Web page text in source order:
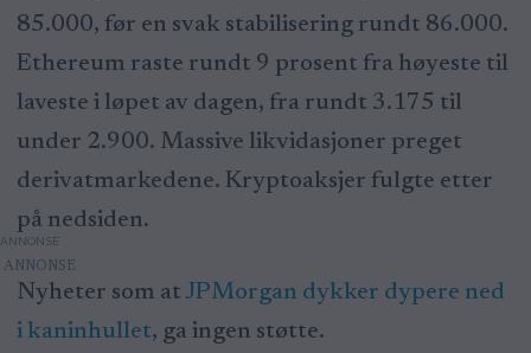
85.000, før en svak stabilisering rundt 86.000.
Ethereum raste rundt 9 prosent fra høyeste til
laveste i løpet av dagen, fra rundt 3.175 til
under 2.900. Massive likvidasjoner preget
derivatmarkedene. Kryptoaksjer fulgte etter
på nedsiden.
ANNONSE
Nyheter som at JPMorgan dykker dypere ned
i kaninhullet, ga ingen støtte.